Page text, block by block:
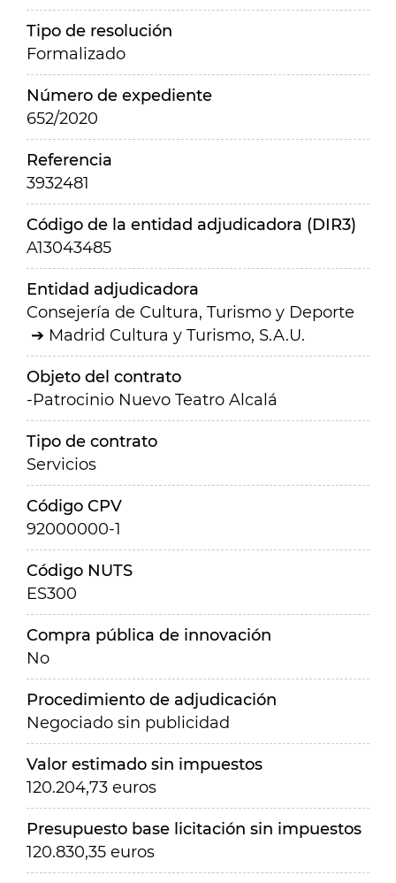
Tipo de resolución
Formalizado
Número de expediente
652/2020
Referencia
3932481
Código de la entidad adjudicadora (DIR3)
A13043485
Entidad adjudicadora
Consejería de Cultura, Turismo y Deporte
Madrid Cultura y Turismo, S.A.U.
Objeto del contrato
-Patrocinio Nuevo Teatro Alcalá
Tipo de contrato
Servicios
Código CPV
92000000-1
Código NUTS
ES300
Compra pública de innovación
No
Procedimiento de adjudicación
Negociado sin publicidad
Valor estimado sin impuestos
120.204,73 euros
Presupuesto base licitación sin impuestos
120.830,35 euros